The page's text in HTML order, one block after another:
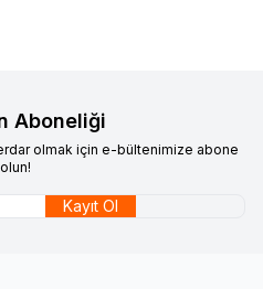
Aboneliği
olmak için e-bültenimize abone
olun!
Kayıt Ol